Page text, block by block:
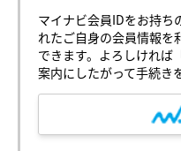
（２）会員は、会員ＩＤ番
または貸与してはなりませ
（３）会員の会員ＩＤ番号
は会員の責任とし、これら
不正使用等については、当
ます。
○第４条（会員サービス）
マイナビ会員IDをお持ち
れたご自身の会員情報を
できます。よろしければ
案内にしたがって手続き